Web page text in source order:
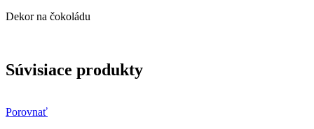
Dekor na čokoládu
Súvisiace produkty
Porovnať